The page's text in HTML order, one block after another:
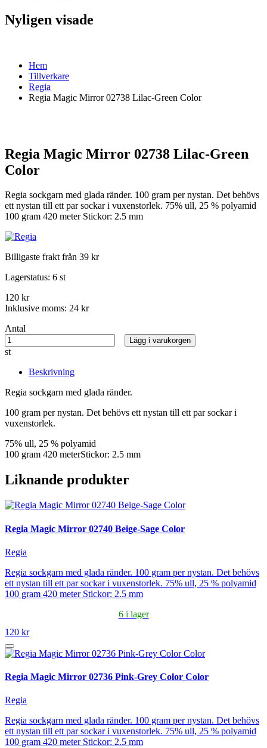
Nyligen visade
Hem
Tillverkare
Regia
Regia Magic Mirror 02738 Lilac-Green Color
Regia Magic Mirror 02738 Lilac-Green
Color
Regia sockgarn med glada ränder. 100 gram per nystan. Det behövs
ett nystan till ett par sockar i vuxenstorlek. 75% ull, 25 % polyamid
100 gram 420 meter Stickor: 2.5 mm
Billigaste frakt från 39 kr
Lagerstatus: 6 st
120 kr
Inklusive moms: 24 kr
Antal
st
Lägg i varukorgen
Beskrivning
Regia sockgarn med glada ränder.
100 gram per nystan. Det behövs ett nystan till ett par sockar i
vuxenstorlek.
75% ull, 25 % polyamid
100 gram 420 meterStickor: 2.5 mm
Liknande produkter
Regia Magic Mirror 02740 Beige-Sage Color
Regia
Regia sockgarn med glada ränder. 100 gram per nystan. Det behövs
ett nystan till ett par sockar i vuxenstorlek. 75% ull, 25 % polyamid
100 gram 420 meter Stickor: 2.5 mm
6 i lager
120 kr
Regia Magic Mirror 02736 Pink-Grey Color Color
Regia
Regia sockgarn med glada ränder. 100 gram per nystan. Det behövs
ett nystan till ett par sockar i vuxenstorlek. 75% ull, 25 % polyamid
100 gram 420 meter Stickor: 2.5 mm